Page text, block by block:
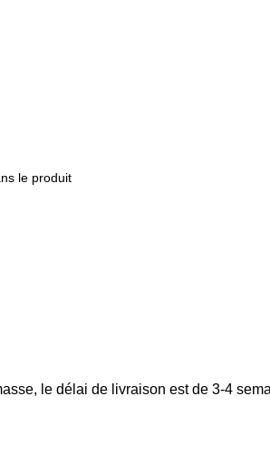
le produit
le délai de livraison est de 3-4